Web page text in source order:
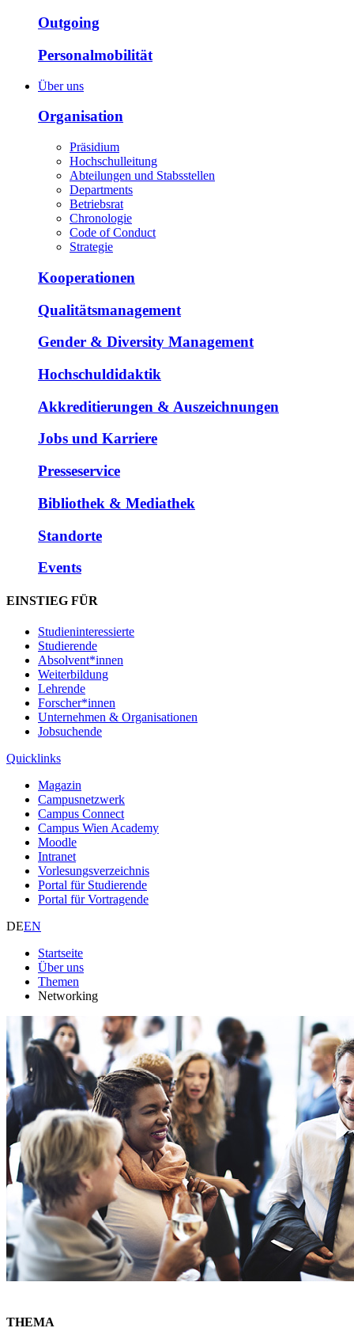
Outgoing
Personalmobilität
Über uns
Organisation
Präsidium
Hochschulleitung
Abteilungen und Stabsstellen
Departments
Betriebsrat
Chronologie
Code of Conduct
Strategie
Kooperationen
Qualitätsmanagement
Gender & Diversity Management
Hochschuldidaktik
Akkreditierungen & Auszeichnungen
Jobs und Karriere
Presseservice
Bibliothek & Mediathek
Standorte
Events
EINSTIEG FÜR
Studieninteressierte
Studierende
Absolvent*innen
Weiterbildung
Lehrende
Forscher*innen
Unternehmen & Organisationen
Jobsuchende
Quicklinks
Magazin
Campusnetzwerk
Campus Connect
Campus Wien Academy
Moodle
Intranet
Vorlesungsverzeichnis
Portal für Studierende
Portal für Vortragende
DEEN
Startseite
Über uns
Themen
Networking
THEMA